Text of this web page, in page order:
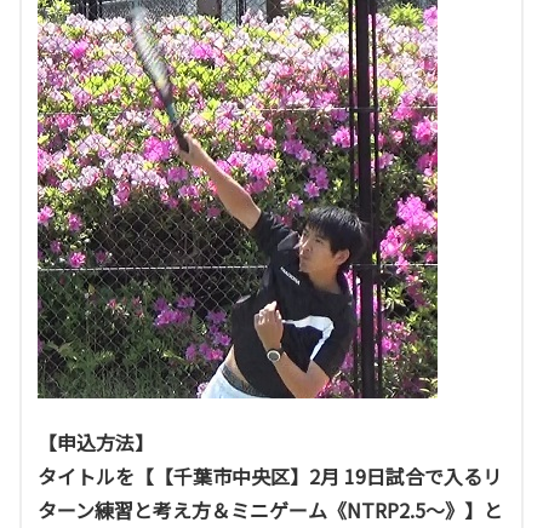
【申込方法】
タイトルを【【千葉市中央区】2月 19日試合で入るリ
ターン練習と考え方＆ミニゲーム《NTRP2.5～》】と